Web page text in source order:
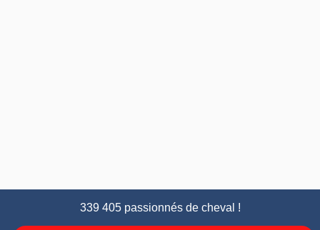
339 405 passionnés de cheval !